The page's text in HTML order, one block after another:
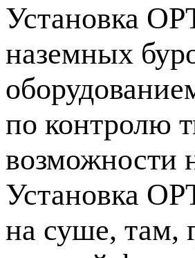
Установка
наземных
по контролю
возможности
Установка
на суше, там,